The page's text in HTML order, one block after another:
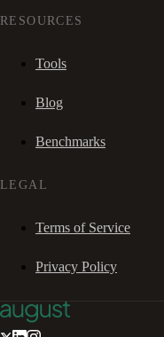
RESOURCES
Tools
Blog
Benchmarks
LEGAL
Terms of Service
Privacy Policy